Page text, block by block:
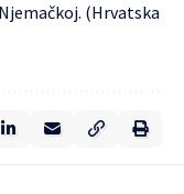
(Hrvatska